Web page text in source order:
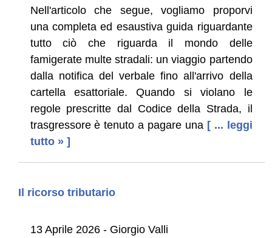
Nell'articolo che segue, vogliamo proporvi
una completa ed esaustiva guida riguardante
tutto ciò che riguarda il mondo delle
famigerate multe stradali: un viaggio partendo
dalla notifica del verbale fino all'arrivo della
cartella esattoriale. Quando si violano le
regole prescritte dal Codice della Strada, il
trasgressore è tenuto a pagare una [ ... leggi
tutto » ]
Il ricorso tributario
13 Aprile 2026 - Giorgio Valli